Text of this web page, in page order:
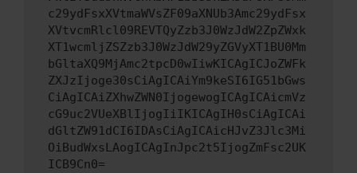
c29ydFsxXVtmaWVsZF09aXNUb3Amc29ydFsx
XVtvcmRlcl09REVTQyZzb3J0WzJdW2ZpZWxk
XT1wcmljZSZzb3J0WzJdW29yZGVyXT1BU0Mm
bGltaXQ9MjAmc2tpcD0wIiwKICAgICJoZWFk
ZXJzIjoge30sCiAgICAiYm9keSI6IG51bGws
CiAgICAiZXhwZWN0IjogewogICAgICAicmVz
cG9uc2VUeXBlIjogIiIKICAgIH0sCiAgICAi
dGltZW91dCI6IDAsCiAgICAicHJvZ3Jlc3Mi
OiBudWxsLAogICAgInJpc2t5IjogZmFsc2UK
ICB9Cn0=